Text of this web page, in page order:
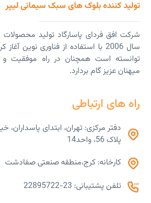
تولید کننده بلوک های سبک سیمانی لیپر
شرکت افق فردای پاسارگاد تولید
سال 2006 با استفاده از فناوری نوین
توانسته است همچنان در راه
میهنان عزیز گام بردارد.
راه های ارتباطی
دفتر مرکزی: تهران، ابتدای پاسداران،
پلاک 56، واحد14
کارخانه: کرج،منطقه صنعتی صفادشت
تلفن پشتیبانی: 23-22895722